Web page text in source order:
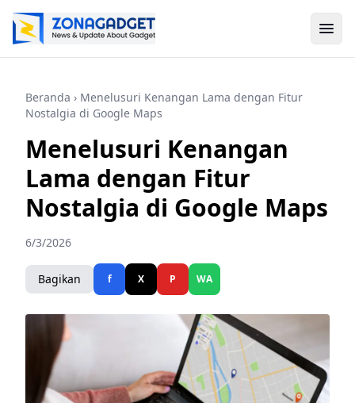
Beranda › Menelusuri Kenangan Lama dengan Fitur
Nostalgia di Google Maps
Menelusuri Kenangan
Lama dengan Fitur
Nostalgia di Google Maps
6/3/2026
Bagikan f X P WA